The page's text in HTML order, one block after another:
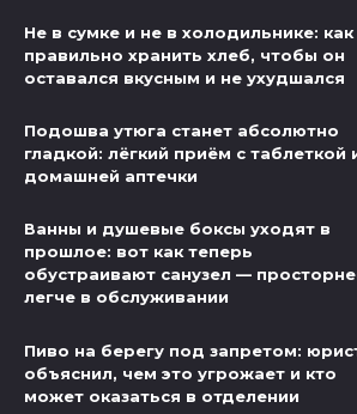
Не в сумке и не в холодильнике: как
правильно хранить хлеб, чтобы он
оставался вкусным и не ухудшался
Подошва утюга станет абсолютно
гладкой: лёгкий приём с таблеткой
домашней аптечки
Ванны и душевые боксы уходят в
прошлое: вот как теперь
обустраивают санузел —
легче в обслуживании
Пиво на берегу под запретом:
объяснил, чем это угрожает и кто
может оказаться в отделении